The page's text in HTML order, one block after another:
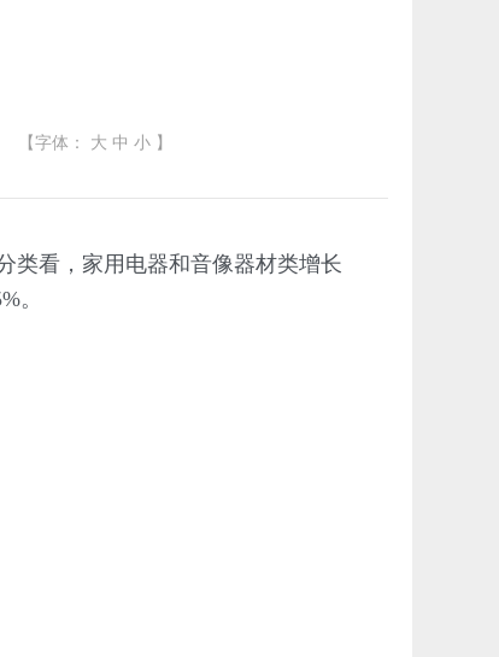
【字体： 大 中 小 】
看，家用电器和音像器材类增长
。